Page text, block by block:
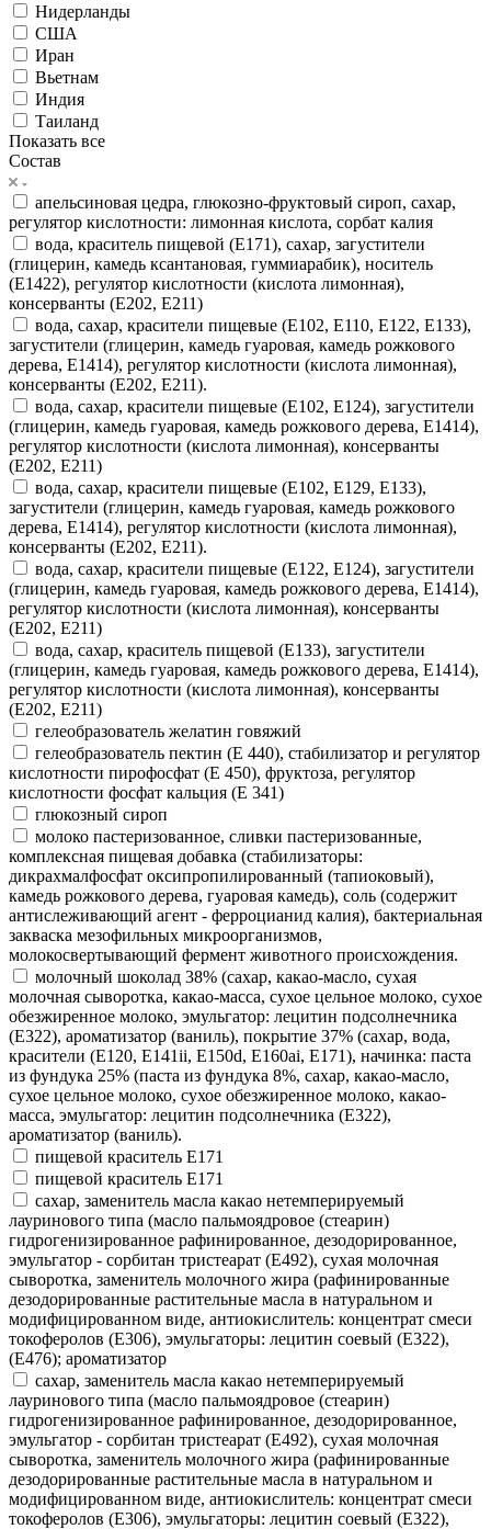
Нидерланды
США
Иран
Вьетнам
Индия
Таиланд
Показать все
Состав
апельсиновая цедра, глюкозно-фруктовый сироп, сахар,
регулятор кислотности: лимонная кислота, сорбат калия
вода, краситель пищевой (Е171), сахар, загустители
(глицерин, камедь ксантановая, гуммиарабик), носитель
(Е1422), регулятор кислотности (кислота лимонная),
консерванты (Е202, Е211)
вода, сахар, красители пищевые (Е102, Е110, Е122, Е133),
загустители (глицерин, камедь гуаровая, камедь рожкового
дерева, Е1414), регулятор кислотности (кислота лимонная),
консерванты (Е202, Е211).
вода, сахар, красители пищевые (Е102, Е124), загустители
(глицерин, камедь гуаровая, камедь рожкового дерева, Е1414),
регулятор кислотности (кислота лимонная), консерванты
(Е202, Е211)
вода, сахар, красители пищевые (Е102, Е129, Е133),
загустители (глицерин, камедь гуаровая, камедь рожкового
дерева, Е1414), регулятор кислотности (кислота лимонная),
консерванты (Е202, Е211).
вода, сахар, красители пищевые (Е122, Е124), загустители
(глицерин, камедь гуаровая, камедь рожкового дерева, Е1414),
регулятор кислотности (кислота лимонная), консерванты
(Е202, Е211)
вода, сахар, краситель пищевой (Е133), загустители
(глицерин, камедь гуаровая, камедь рожкового дерева, Е1414),
регулятор кислотности (кислота лимонная), консерванты
(Е202, Е211)
гелеобразователь желатин говяжий
гелеобразователь пектин (Е 440), стабилизатор и регулятор
кислотности пирофосфат (Е 450), фруктоза, регулятор
кислотности фосфат кальция (Е 341)
глюкозный сироп
молоко пастеризованное, сливки пастеризованные,
комплексная пищевая добавка (стабилизаторы:
дикрахмалфосфат оксипропилированный (тапиоковый),
камедь рожкового дерева, гуаровая камедь), соль (содержит
антислеживающий агент - ферроцианид калия), бактериальная
закваска мезофильных микроорганизмов,
молокосвертывающий фермент животного происхождения.
молочный шоколад 38% (сахар, какао-масло, сухая
молочная сыворотка, какао-масса, сухое цельное молоко, сухое
обезжиренное молоко, эмульгатор: лецитин подсолнечника
(E322), ароматизатор (ваниль), покрытие 37% (сахар, вода,
красители (E120, E141ii, E150d, E160ai, E171), начинка: паста
из фундука 25% (паста из фундука 8%, сахар, какао-масло,
сухое цельное молоко, сухое обезжиренное молоко, какао-
масса, эмульгатор: лецитин подсолнечника (E322),
ароматизатор (ваниль).
пищевой краситель E171
пищевой краситель Е171
сахар, заменитель масла какао нетемперируемый
лауринового типа (масло пальмоядровое (стеарин)
гидрогенизированное рафинированное, дезодорированное,
эмульгатор - сорбитан тристеарат (Е492), сухая молочная
сыворотка, заменитель молочного жира (рафинированные
дезодорированные растительные масла в натуральном и
модифицированном виде, антиокислитель: концентрат смеси
токоферолов (Е306), эмульгаторы: лецитин соевый (Е322),
(Е476); ароматизатор
сахар, заменитель масла какао нетемперируемый
лауринового типа (масло пальмоядровое (стеарин)
гидрогенизированное рафинированное, дезодорированное,
эмульгатор - сорбитан тристеарат (Е492), сухая молочная
сыворотка, заменитель молочного жира (рафинированные
дезодорированные растительные масла в натуральном и
модифицированном виде, антиокислитель: концентрат смеси
токоферолов (Е306), эмульгаторы: лецитин соевый (Е322),